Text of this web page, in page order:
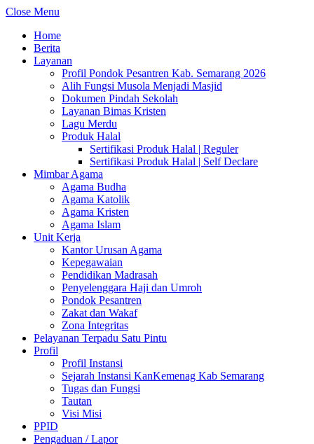
Close Menu
Home
Berita
Layanan
Profil Pondok Pesantren Kab. Semarang 2026
Alih Fungsi Musola Menjadi Masjid
Dokumen Pindah Sekolah
Layanan Bimas Kristen
Lagu Merdu
Produk Halal
Sertifikasi Produk Halal | Reguler
Sertifikasi Produk Halal | Self Declare
Mimbar Agama
Agama Budha
Agama Katolik
Agama Kristen
Agama Islam
Unit Kerja
Kantor Urusan Agama
Kepegawaian
Pendidikan Madrasah
Penyelenggara Haji dan Umroh
Pondok Pesantren
Zakat dan Wakaf
Zona Integritas
Pelayanan Terpadu Satu Pintu
Profil
Profil Instansi
Sejarah Instansi KanKemenag Kab Semarang
Tugas dan Fungsi
Tautan
Visi Misi
PPID
Pengaduan / Lapor